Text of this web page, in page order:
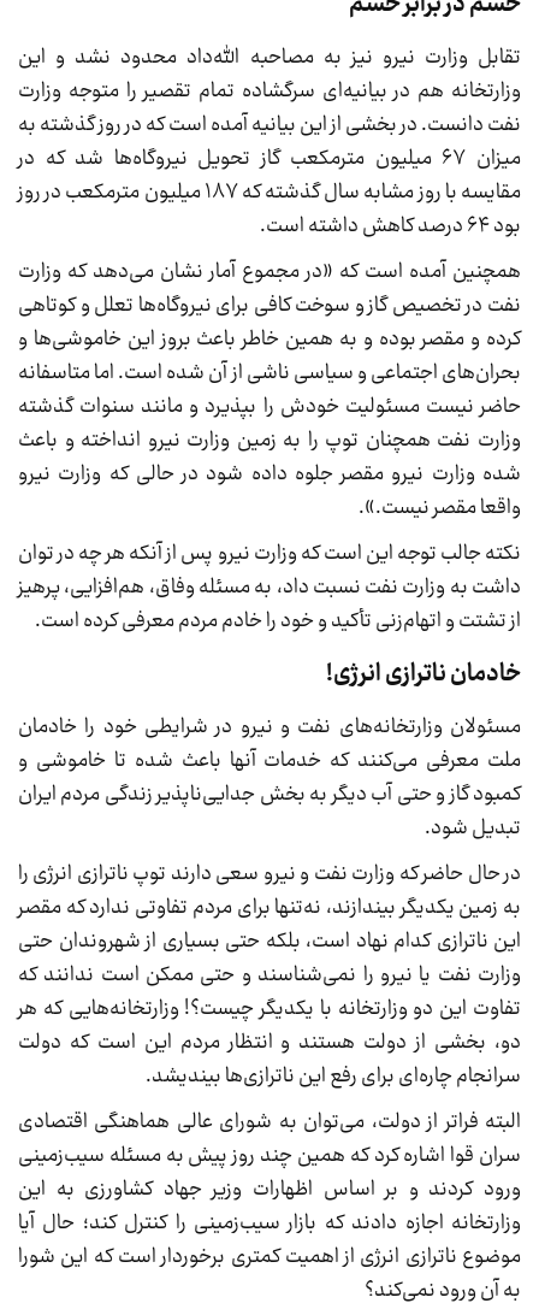
تقابل وزارت نیرو نیز به مصاحبه الله‌داد محدود نشد و این
وزارتخانه هم در بیانیه‌ای سرگشاده تمام تقصیر را متوجه وزارت
نفت دانست. در بخشی از این بیانیه آمده است که در روز گذشته به
میزان ۶۷ میلیون مترمکعب گاز تحویل نیروگاه‌ها شد که در
مقایسه با روز مشابه سال گذشته که ۱۸۷ میلیون متر‌مکعب در روز
بود ۶۴ درصد کاهش داشته است.
همچنین آمده است که «در مجموع آمار‌ نشان می‌دهد که وزارت
نفت در تخصیص گاز و سوخت کافی برای نیروگاه‌ها تعلل و کوتاهی
کرده و مقصر بوده و به همین خاطر باعث بروز این خاموشی‌ها و
بحران‌های اجتماعی و سیاسی ناشی از آن شده است. اما متاسفانه
حاضر نیست مسئولیت خودش را بپذیرد و مانند سنوات گذشته
وزارت نفت همچنان توپ را به زمین وزارت نیرو انداخته و باعث
شده وزارت نیرو مقصر جلوه داده شود در حالی که وزارت نیرو
واقعا مقصر نیست.».
نکته جالب توجه این است که وزارت نیرو پس از آنکه هر چه در توان
داشت به وزارت نفت نسبت داد، به مسئله وفاق، هم‌افزایی، پرهیز
از تشتت و اتهام‌زنی تأکید و خود را خادم مردم معرفی کرده است.
خادمان ناترازی انرژی!
مسئولان وزارتخانه‌های نفت و نیرو در شرایطی خود را خادمان
ملت معرفی می‌کنند که خدمات آنها باعث شده تا خاموشی و
کمبود گاز و حتی آب دیگر به بخش جدایی‌ناپذیر زندگی مردم ایران
تبدیل شود.
در حال حاضر که وزارت نفت و نیرو سعی دارند توپ ناترازی انرژی را
به زمین یکدیگر بیندازند، نه‌تنها برای مردم تفاوتی ندارد که مقصر
این ناترازی کدام نهاد است، بلکه حتی بسیاری از شهروندان حتی
وزارت نفت یا نیرو را نمی‌شناسند و حتی ممکن است ندانند که
تفاوت این دو وزارتخانه با یکدیگر چیست؟! وزارتخانه‌هایی که هر
دو، بخشی از دولت هستند و انتظار مردم این است که دولت
سرانجام چاره‌ای برای رفع این ناترازی‌ها بیندیشد.
البته فراتر از دولت، می‌توان به شورای عالی هماهنگی اقتصادی
سران قوا اشاره کرد که همین چند روز پیش به مسئله سیب‌زمینی
ورود کردند و بر اساس اظهارات وزیر جهاد کشاورزی به این
وزارتخانه اجازه دادند که بازار سیب‌زمینی را کنترل کند؛ حال آیا
موضوع ناترازی انرژی از اهمیت کمتری برخوردار است که این شورا
به آن ورود نمی‌کند؟